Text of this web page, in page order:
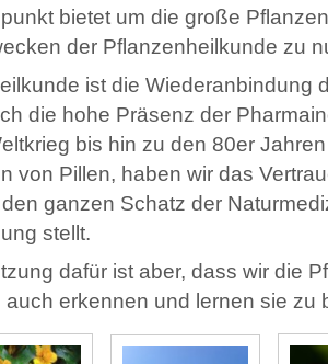
bietet um die große
der Pflanzenheilkunde zu
ist die Wiederanbindung
die hohe Präsenz der
bis hin zu den 80er
von Pillen, haben wir das
ganzen Schatz der
stellt.
dafür ist aber, dass wir die
auch erkennen und lernen sie zu